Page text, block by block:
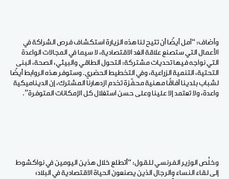
وأضاف: “آمل أيضًا أن تتيح لنا هذه الزيارة استكشاف فرص الشراكة في
الأعمال التي ستصنع علاقة الغد الاقتصادية، لا سيما في المجالات الواعدة
التي نواجه فيها تحديات مشتركة: التحول الطاقي والبيئي، الصحة، البنى
التحتية، التنمية الزراعية، وفي التخطيط الحضري. وستوفر هذه الروابط أيضًا
لشباب بلدينا آفاقًا مهنية محفّزة تخدم ازدهارنا المشترك، إن الديناميكية
واعدة، ولا تعتمد إلا علينا وعلى حسن استغلال كل الإمكانات المتوفرة”.
وخلُص الوزير الفرنسي للقول: “أتطلع خلال هذين اليومين في نواكشوط
إلى لقاء النساء والرجال الذين يصنعون الحياة الاقتصادية في البلاد؛